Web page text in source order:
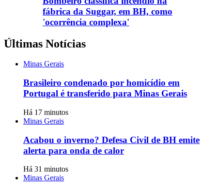
fábrica da Suggar, em BH, como
'ocorrência complexa'
Últimas Notícias
Minas Gerais
Brasileiro condenado por homicídio em
Portugal é transferido para Minas Gerais
Há 17 minutos
Minas Gerais
Acabou o inverno? Defesa Civil de BH emite
alerta para onda de calor
Há 31 minutos
Minas Gerais